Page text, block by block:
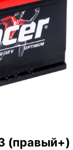
(правый+)